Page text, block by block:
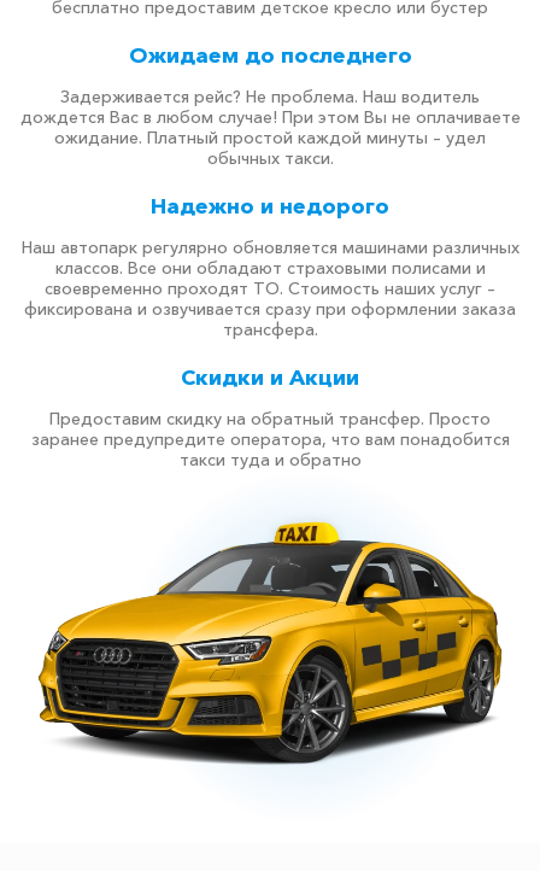
бесплатно предоставим детское кресло или бустер
Ожидаем до последнего
Задерживается рейс? Не проблема. Наш водитель
дождется Вас в любом случае! При этом Вы не оплачиваете
ожидание. Платный простой каждой минуты – удел
обычных такси.
Надежно и недорого
Наш автопарк регулярно обновляется машинами различных
классов. Все они обладают страховыми полисами и
своевременно проходят ТО. Стоимость наших услуг –
фиксирована и озвучивается сразу при оформлении заказа
трансфера.
Скидки и Акции
Предоставим скидку на обратный трансфер. Просто
заранее предупредите оператора, что вам понадобится
такси туда и обратно